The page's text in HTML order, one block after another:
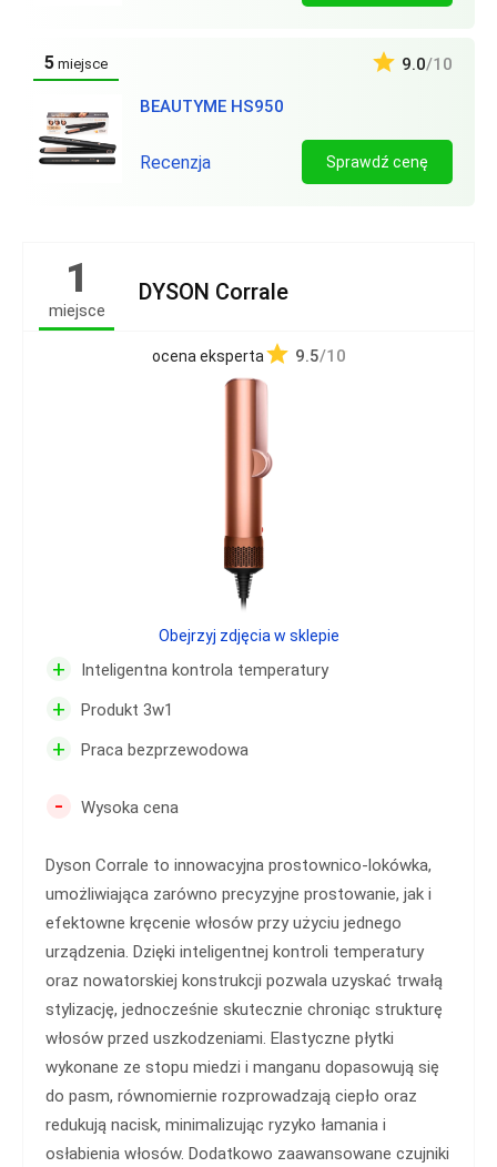
5 miejsce
BEAUTYME HS950
9.0/10
Recenzja Sprawdź cenę
1
miejsce
DYSON Corrale
ocena eksperta 9.5/10
+ Inteligentna kontrola temperatury
+ Produkt 3w1
+ Praca bezprzewodowa
- Wysoka cena
Dyson Corrale to innowacyjna prostownico-lokówka,
umożliwiająca zarówno precyzyjne prostowanie, jak i
efektowne kręcenie włosów przy użyciu jednego
urządzenia. Dzięki inteligentnej kontroli temperatury
oraz nowatorskiej konstrukcji pozwala uzyskać trwałą
stylizację, jednocześnie skutecznie chroniąc strukturę
włosów przed uszkodzeniami. Elastyczne płytki
wykonane ze stopu miedzi i manganu dopasowują się
do pasm, równomiernie rozprowadzają ciepło oraz
redukują nacisk, minimalizując ryzyko łamania i
osłabienia włosów. Dodatkowo zaawansowane czujniki
Obejrzyj zdjęcia w sklepie